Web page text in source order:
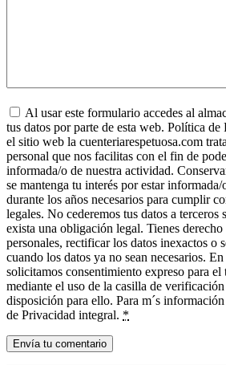
Al usar este formulario accedes al
tus datos por parte de esta web. Política
el sitio web la cuenteriarespetuosa.com
personal que nos facilitas con el fin de
informada/o de nuestra actividad.
se mantenga tu interés por estar
durante los años necesarios para cumplir
legales. No cederemos tus datos a terceros
exista una obligación legal. Tienes derecho
personales, rectificar los datos inexactos o
cuando los datos ya no sean necesarios.
solicitamos consentimiento expreso para el
mediante el uso de la casilla de
disposición para ello. Para m´s
de Privacidad integral. *